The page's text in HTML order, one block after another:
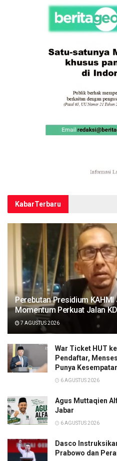
KabarTerbaru
Perebutan Presidium
Momentum Perkuat Jalan
7 AGUSTUS 2026
War Ticket HUT
Pendaftar,
Punya
6 AGUSTUS 2026
Agus Muttaqien
Jabar
6 AGUSTUS 2026
Dasco
Prabowo dan